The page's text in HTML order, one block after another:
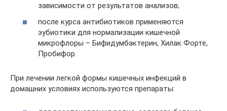
зависимости от результатов анализов;
после курса антибиотиков применяются
эубиотики для нормализации кишечной
микрофлоры – Бифидумбактерин, Хилак Форте,
Пробифор.
При лечении легкой формы кишечных инфекций в
домашних условиях используются препараты: